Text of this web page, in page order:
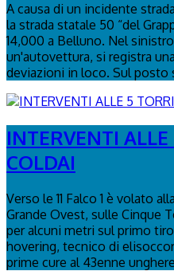
A causa di un incidente
la strada statale 50 “del
14,000 a Belluno. Nel
un'autovettura, si registra
deviazioni in loco. Sul posto
INTERVENTI
COLDAI
Verso le 11 Falco 1 è volato
Grande Ovest, sulle Cinque
per alcuni metri sul primo
hovering, tecnico di
prime cure al 43enne